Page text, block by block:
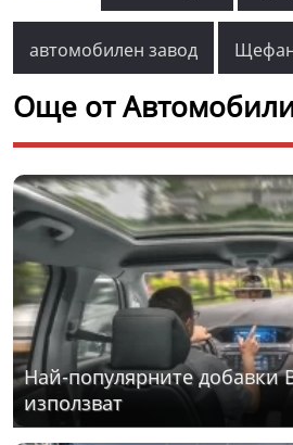
автомобилен завод
Още от
Най-популярните добавки
използват